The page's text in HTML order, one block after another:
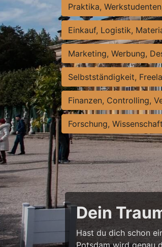
Praktika,
Einkauf, Logistik,
Marketing, Werbung,
Selbstständigkeit,
Finanzen, Controlling,
Forschung, Wissenschaft
Dein
Hast du dich schon